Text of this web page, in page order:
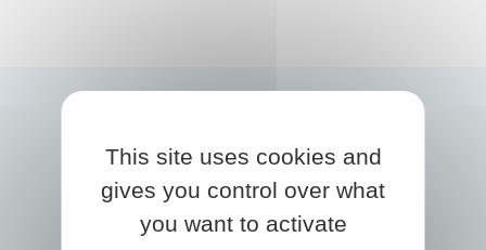
This site uses cookies and
gives you control over what
you want to activate